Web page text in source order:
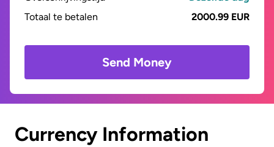
Totaal te betalen
2000.99 EUR
Send Money
Currency Information